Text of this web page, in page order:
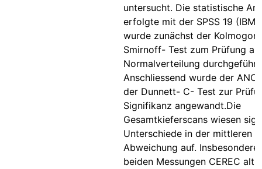
untersucht. Die statistische
erfolgte mit der SPSS 19 (IBM,
wurde zunächst der
Smirnoff- Test zum Prüfung
Normalverteilung
Anschliessend wurde der
der Dunnett- C- Test zur
Signifikanz angewandt.Die
Gesamtkieferscans wiesen
Unterschiede in der mittleren
Abweichung auf. Insbesondere
beiden Messungen CEREC alt